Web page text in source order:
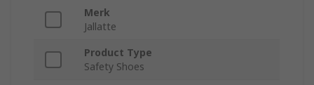
Merk
Jallatte
Product Type
Safety Shoes